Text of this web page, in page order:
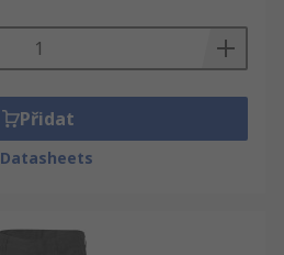
Přidat
Datasheets